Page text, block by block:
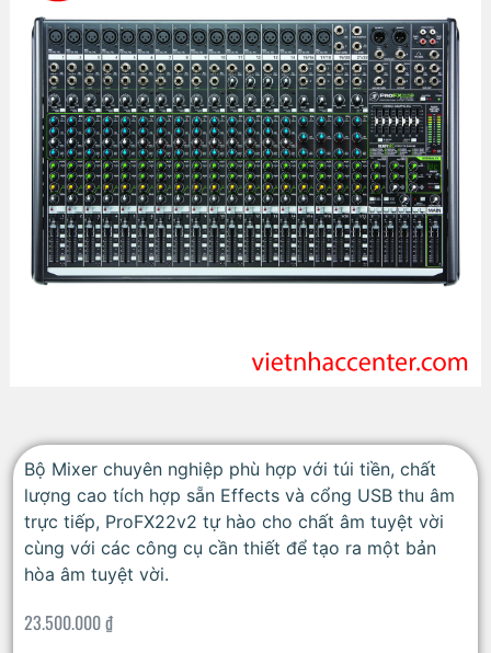
Bộ Mixer chuyên nghiệp phù hợp với túi tiền, chất
lượng cao tích hợp sẵn Effects và cổng USB thu âm
trực tiếp, ProFX22v2 tự hào cho chất âm tuyệt vời
cùng với các công cụ cần thiết để tạo ra một bản
hòa âm tuyệt vời.
23.500.000₫